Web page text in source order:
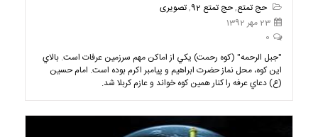
حج تمتع,حج تمتع 92 ,تصویری
23 مهر 1392
0
"جبل الرحمه" (کوه رحمت) يکي از اماکن مهم سرزمين عرفات است. بالاي
اين کوه، محل نماز حضرت ابراهيم و پيامبر اکرم بوده است. امام حسين
(ع) دعاي عرفه را کنار همين کوه خواند و عازم کربلا شد.